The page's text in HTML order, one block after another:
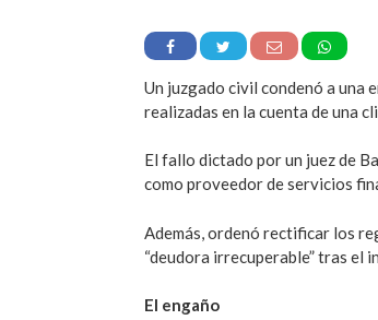
Un juzgado civil condenó a una
realizadas en la cuenta de una
El fallo dictado por un juez de
como proveedor de servicios
Además, ordenó rectificar los
“deudora irrecuperable” tras el
El engaño